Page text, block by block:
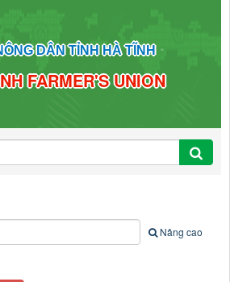
DÂN TỈNH HÀ TĨNH
FARMER'S UNION
Nâng cao